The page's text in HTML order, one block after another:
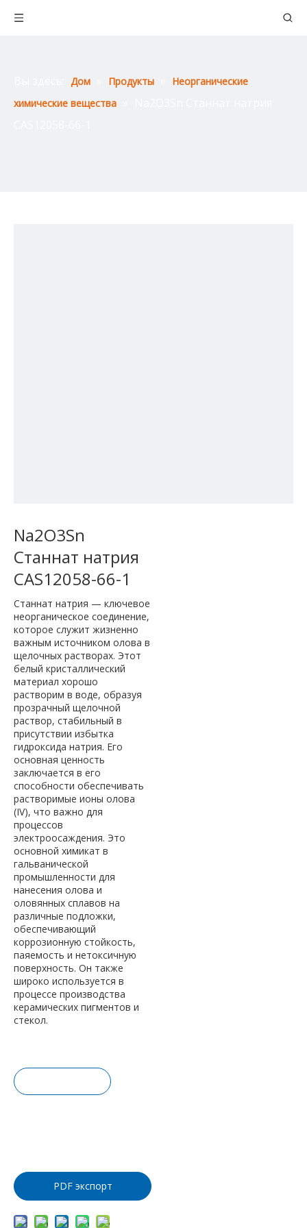
Дом Продукты
Неорганические
химические вещества
Na2O3Sn
Станнат натрия
CAS12058-66-1
Станнат натрия — ключевое
неорганическое соединение,
которое служит жизненно
важным источником олова в
щелочных растворах. Этот
белый кристаллический
материал хорошо
растворим в воде, образуя
прозрачный щелочной
раствор, стабильный в
присутствии избытка
гидроксида натрия. Его
основная ценность
заключается в его
способности обеспечивать
растворимые ионы олова
(IV), что важно для
процессов
электроосаждения. Это
основной химикат в
гальванической
промышленности для
нанесения олова и
оловянных сплавов на
различные подложки,
обеспечивающий
коррозионную стойкость,
паяемость и нетоксичную
поверхность. Он также
широко используется в
процессе производства
керамических пигментов и
стекол.
PDF экспорт